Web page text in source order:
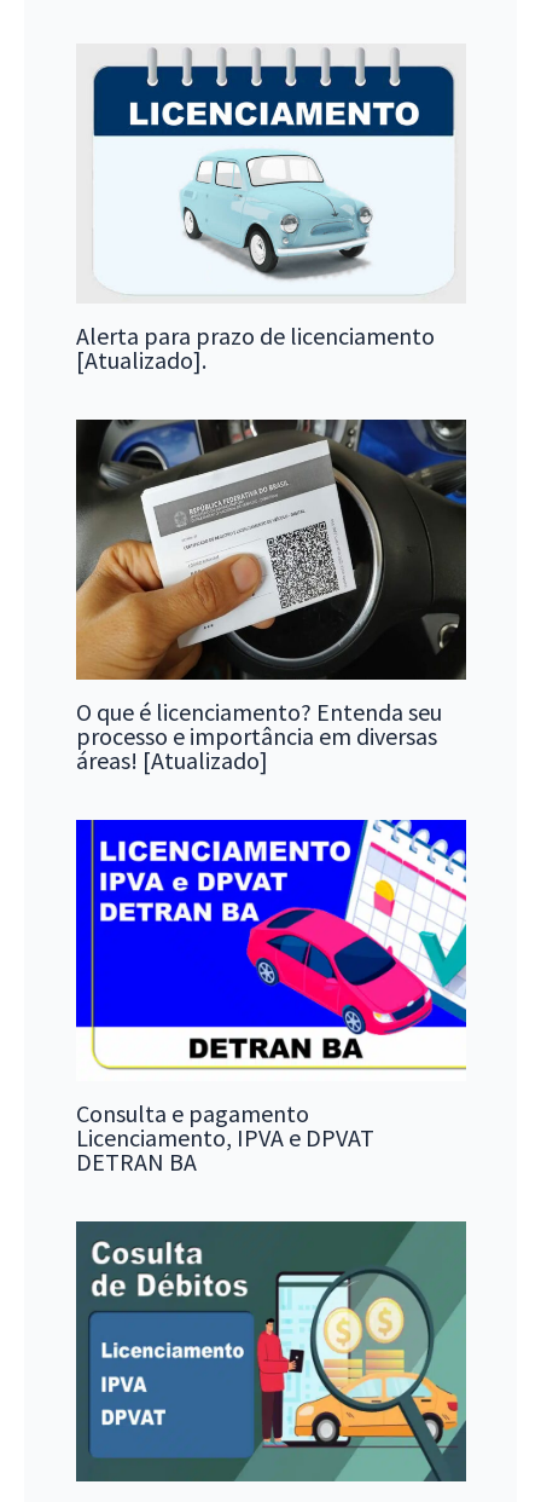
Alerta para prazo de licenciamento
[Atualizado].
O que é licenciamento? Entenda seu
processo e importância em diversas
áreas! [Atualizado]
Consulta e pagamento
Licenciamento, IPVA e DPVAT
DETRAN BA